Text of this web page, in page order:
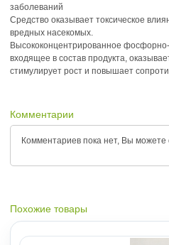
заболеваний
Средство оказывает токсическое
вредных насекомых.
Высококонцентрированное
входящее в состав продукта,
стимулирует рост и повышает
Комментарии
Комментариев пока нет, Вы можете
Похожие товары